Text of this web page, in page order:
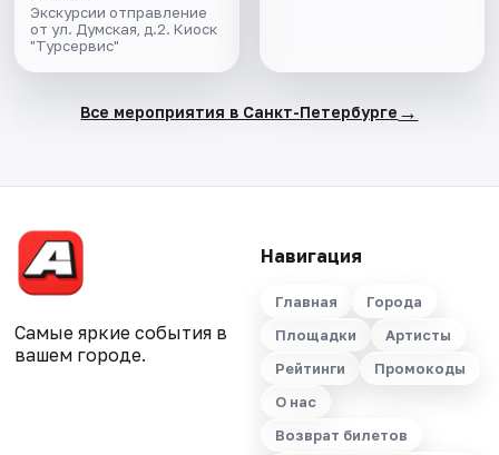
Экскурсии отправление
от ул. Думская, д.2. Киоск
"Турсервис"
Все мероприятия в Санкт-Петербурге →
Самые яркие события в
вашем городе.
Навигация
Главная
Города
Площадки
Артисты
Рейтинги
Промокоды
О нас
Возврат билетов